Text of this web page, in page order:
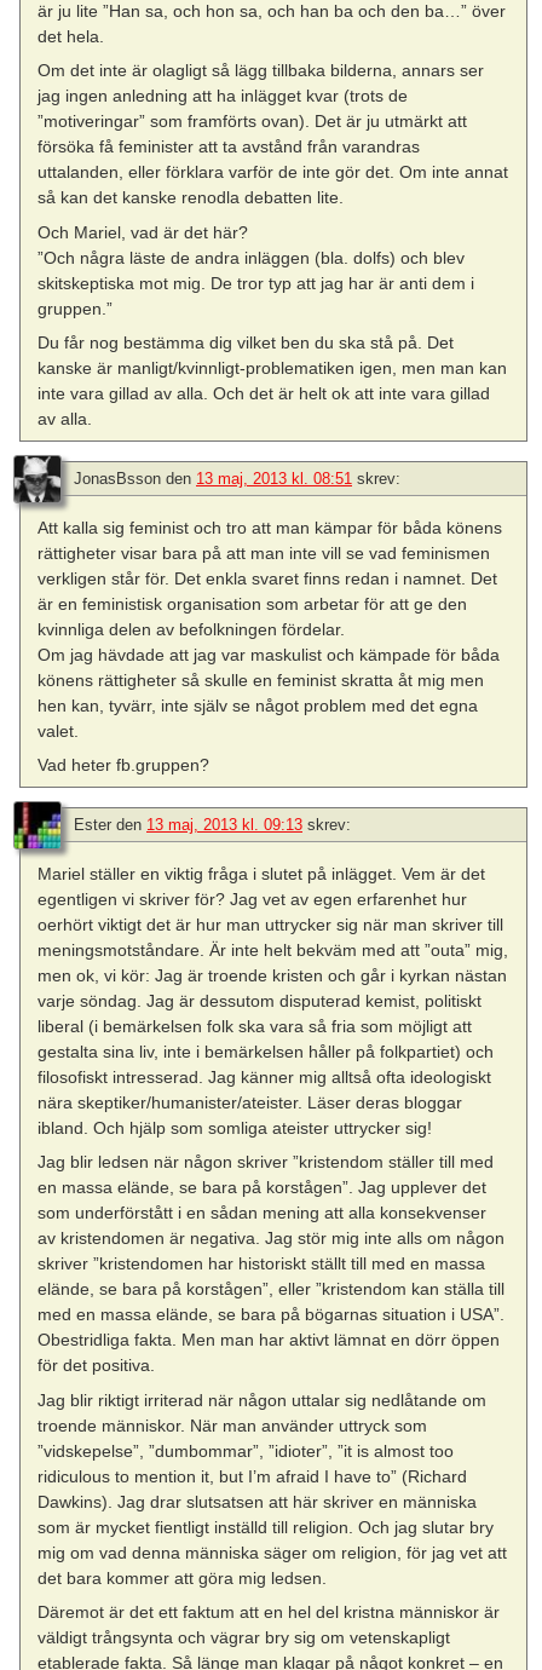
är ju lite ”Han sa, och hon sa, och han ba och den ba…” över
det hela.
Om det inte är olagligt så lägg tillbaka bilderna, annars ser
jag ingen anledning att ha inlägget kvar (trots de
”motiveringar” som framförts ovan). Det är ju utmärkt att
försöka få feminister att ta avstånd från varandras
uttalanden, eller förklara varför de inte gör det. Om inte annat
så kan det kanske renodla debatten lite.
Och Mariel, vad är det här?
”Och några läste de andra inläggen (bla. dolfs) och blev
skitskeptiska mot mig. De tror typ att jag har är anti dem i
gruppen.”
Du får nog bestämma dig vilket ben du ska stå på. Det
kanske är manligt/kvinnligt-problematiken igen, men man kan
inte vara gillad av alla. Och det är helt ok att inte vara gillad
av alla.
JonasBsson den 13 maj, 2013 kl. 08:51 skrev:
Att kalla sig feminist och tro att man kämpar för båda könens
rättigheter visar bara på att man inte vill se vad feminismen
verkligen står för. Det enkla svaret finns redan i namnet. Det
är en feministisk organisation som arbetar för att ge den
kvinnliga delen av befolkningen fördelar.
Om jag hävdade att jag var maskulist och kämpade för båda
könens rättigheter så skulle en feminist skratta åt mig men
hen kan, tyvärr, inte själv se något problem med det egna
valet.
Vad heter fb.gruppen?
Ester den 13 maj, 2013 kl. 09:13 skrev:
Mariel ställer en viktig fråga i slutet på inlägget. Vem är det
egentligen vi skriver för? Jag vet av egen erfarenhet hur
oerhört viktigt det är hur man uttrycker sig när man skriver till
meningsmotståndare. Är inte helt bekväm med att ”outa” mig,
men ok, vi kör: Jag är troende kristen och går i kyrkan nästan
varje söndag. Jag är dessutom disputerad kemist, politiskt
liberal (i bemärkelsen folk ska vara så fria som möjligt att
gestalta sina liv, inte i bemärkelsen håller på folkpartiet) och
filosofiskt intresserad. Jag känner mig alltså ofta ideologiskt
nära skeptiker/humanister/ateister. Läser deras bloggar
ibland. Och hjälp som somliga ateister uttrycker sig!
Jag blir ledsen när någon skriver ”kristendom ställer till med
en massa elände, se bara på korstågen”. Jag upplever det
som underförstått i en sådan mening att alla konsekvenser
av kristendomen är negativa. Jag stör mig inte alls om någon
skriver ”kristendomen har historiskt ställt till med en massa
elände, se bara på korstågen”, eller ”kristendom kan ställa till
med en massa elände, se bara på bögarnas situation i USA”.
Obestridliga fakta. Men man har aktivt lämnat en dörr öppen
för det positiva.
Jag blir riktigt irriterad när någon uttalar sig nedlåtande om
troende människor. När man använder uttryck som
”vidskepelse”, ”dumbommar”, ”idioter”, ”it is almost too
ridiculous to mention it, but I’m afraid I have to” (Richard
Dawkins). Jag drar slutsatsen att här skriver en människa
som är mycket fientligt inställd till religion. Och jag slutar bry
mig om vad denna människa säger om religion, för jag vet att
det bara kommer att göra mig ledsen.
Däremot är det ett faktum att en hel del kristna människor är
väldigt trångsynta och vägrar bry sig om vetenskapligt
etablerade fakta. Så länge man klagar på något konkret – en